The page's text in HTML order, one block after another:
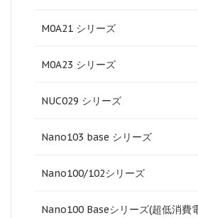
M0A21 シリーズ
M0A23 シリーズ
NUC029 シリーズ
Nano103 base シリーズ
Nano100/102シリーズ
Nano100 Baseシリーズ(超低消費